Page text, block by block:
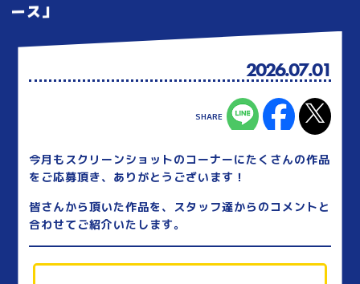
ース」
2026.07.01
今月もスクリーンショットのコーナーにたくさんの作品
をご応募頂き、ありがとうございます！
皆さんから頂いた作品を、スタッフ達からのコメントと
合わせてご紹介いたします。